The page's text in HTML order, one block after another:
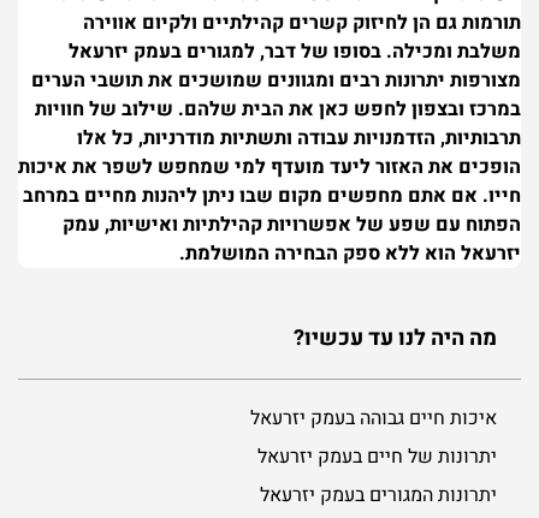
תורמות גם הן לחיזוק קשרים קהילתיים ולקיום אווירה
משלבת ומכילה. בסופו של דבר, למגורים בעמק יזרעאל
מצורפות יתרונות רבים ומגוונים שמושכים את תושבי הערים
במרכז ובצפון לחפש כאן את הבית שלהם. שילוב של חוויות
תרבותיות, הזדמנויות עבודה ותשתיות מודרניות, כל אלו
הופכים את האזור ליעד מועדף למי שמחפש לשפר את איכות
חייו. אם אתם מחפשים מקום שבו ניתן ליהנות מחיים במרחב
הפתוח עם שפע של אפשרויות קהילתיות ואישיות, עמק
יזרעאל הוא ללא ספק הבחירה המושלמת.
מה היה לנו עד עכשיו?
איכות חיים גבוהה בעמק יזרעאל
יתרונות של חיים בעמק יזרעאל
יתרונות המגורים בעמק יזרעאל